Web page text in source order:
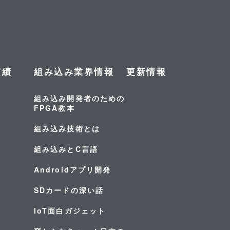
組み込み業界情報
組み込み開発者のための
FPGA教本
組み込み技術とは
組み込みとC言語
Androidアプリ開発
SDカードの深い話
IoT面白ガジェット
更新情報